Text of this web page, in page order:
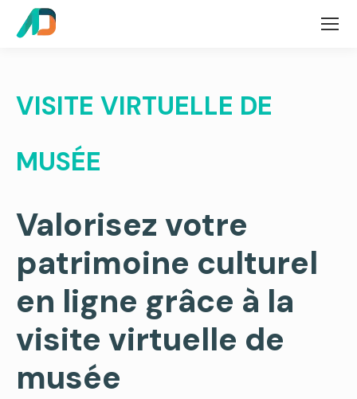
VISITE VIRTUELLE DE
MUSÉE
Valorisez votre
patrimoine culturel
en ligne grâce à la
visite virtuelle de
musée